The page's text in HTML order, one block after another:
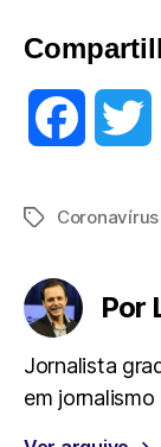
o e
Tags
Por
Jornalista
em